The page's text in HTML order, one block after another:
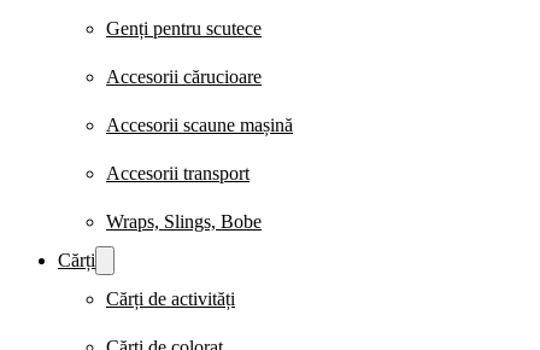
Genți pentru scutece
Accesorii cărucioare
Accesorii scaune mașină
Accesorii transport
Wraps, Slings, Bobe
Cărți
Cărți de activități